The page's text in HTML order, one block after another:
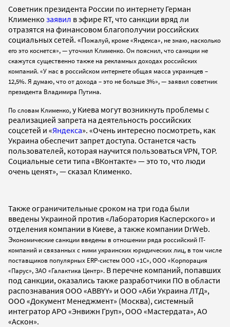
Советник президента России по интернету Герман
Клименко заявил в эфире RT, что санкции вряд ли
отразятся на финансовом благополучии российских
социальных сетей. «Пожалуй, кроме «Яндекса», не знаю, насколько
его это коснется», — уточнил Клименко. Он пояснил, что санкции не
скажутся существенно также на рекламных доходах российских
компаний. «У нас в российском интернете общая масса украинцев –
12,5%. Я думаю, что от дохода – это не больше 3%», — заявил советник
президента Владимира Путина.
По словам Клименко,у Киева могут возникнуть проблемы с
реализацией запрета на деятельность российских
соцсетей и «Яндекса». «Очень интересно посмотреть, как
Украина обеспечит запрет доступа. Останется часть
пользователей, которая научится пользоваться VPN, ТОР.
Социальные сети типа «ВКонтакте» — это то, что люди
очень ценят», — сказал Клименко.
Также ограничительные сроком на три года были
введены Украиной против «Лаборатория Касперского» и
отделения компании в Киеве, а также компании DrWeb.
Экономические санкции введены в отношении ряда российский IT-
компаний и связанных с ними украинских юридических лиц, в том числе
поставщиков популярных ERP-систем ООО «1С», ООО «Корпорация
«Парус», ЗАО «Галактика Центр». В перечне компаний, попавших
под санкции, оказались также разработчики ПО в области
распознавания ООО «ABBYY» и ООО «Аби Украина ЛТД»,
ООО «Документ Менеджмент» (Москва), системный
интегратор АРО «Энвижн Груп», ООО «Мастердата», АО
«Аскон».